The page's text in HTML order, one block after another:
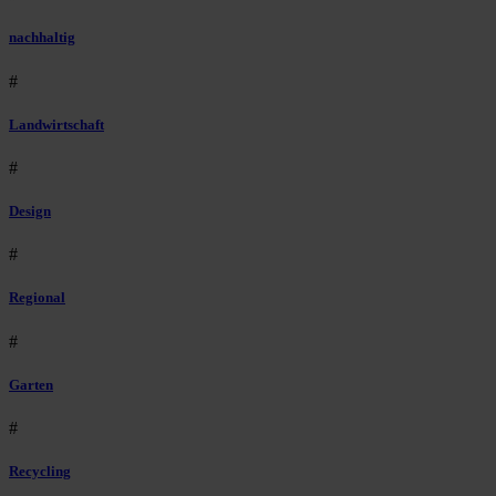
nachhaltig
#
Landwirtschaft
#
Design
#
Regional
#
Garten
#
Recycling